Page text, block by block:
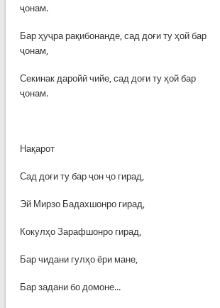
ҷонам.
Бар ҳуҷра рақибонанде, сад доғи ту ҳой бар
ҷонам,
Секинак даройӣ чийе, сад доғи ту ҳой бар
ҷонам.
Нақарот
Сад доғи ту бар ҷон ҷо гирад,
Эй Мирзо Бадахшонро гирад,
Кокулҳо Зарафшонро гирад,
Бар чидани гулҳо ёри мане,
Бар задани бо домоне...